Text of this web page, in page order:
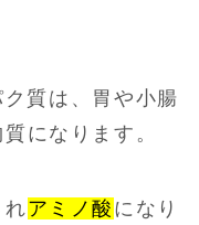
質は、胃や小腸
になります。
れアミノ酸 になり